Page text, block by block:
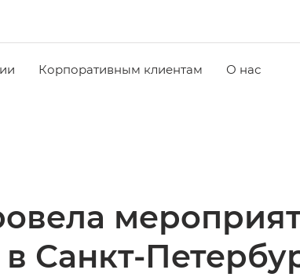
Корпоративным клиентам О нас
в Санкт-